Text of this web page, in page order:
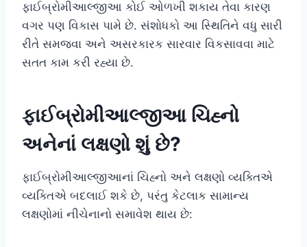
ફાઈબ્રોમીઆલ્જીઆ કોઈ ઓળખી શકાય તેવા કારણ
વગર પણ વિકાસ પામે છે. સંશોધકો આ સ્થિતિને વધુ સારી
રીતે સમજવા અને અસરકારક સારવાર વિકસાવવા માટે
સતત કામ કરી રહ્યા છે.
ફાઈબ્રોમીઆલ્જીઆ ચિહ્નો
અનેનાં લક્ષણો શું છે?
ફાઈબ્રોમીઆલ્જીઆનાં ચિહ્નો અને લક્ષણો વ્યક્તિએ
વ્યક્તિએ બદલાઈ શકે છે, પરંતુ કેટલાક સામાન્ય
લક્ષણોમાં નીચેનાનો સમાવેશ થાય છે: